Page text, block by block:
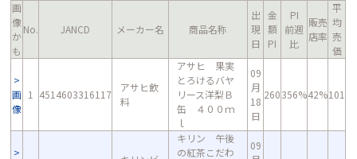
画
像
か
も
No. JANCD メーカー名 商品名称
出
現
日
金
額
PI
PI
前週
比
販売
店率
平
均
売
価
画
像
1 4514603316117
アサヒ飲
料
アサヒ 果実
とろけるバヤ
リース洋梨Ｂ
缶 ４００ｍ
ｌ
09
月
18
日
260356%42%101
キリン 午後
の紅茶こだわ
09